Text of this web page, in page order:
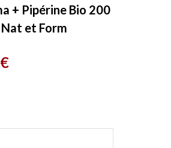
+ Pipérine Bio 200
et Form